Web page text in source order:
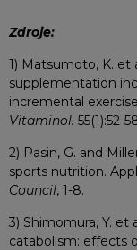
Zdroje:
1) Matsumoto, K. et
supplementation
incremental
Vitaminol. 55(1):52-
2) Pasin, G. and
sports nutrition.
Council, 1-8.
3) Shimomura, Y. et
catabolism: effects